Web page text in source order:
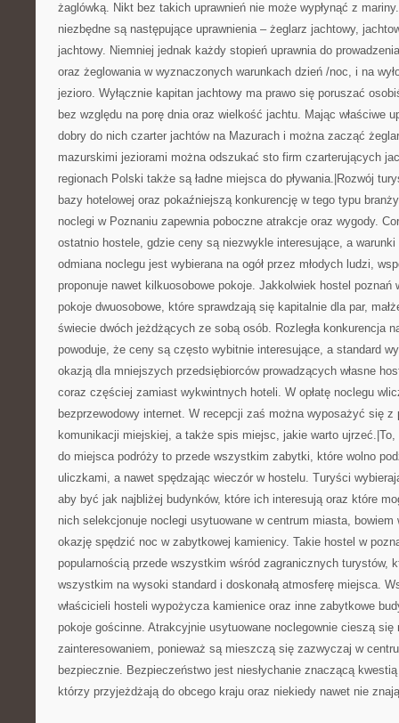
żaglówką. Nikt bez takich uprawnień nie może wypłynąć z
niezbędne są następujące uprawnienia – żeglarz jachtowy,
jachtowy. Niemniej jednak każdy stopień uprawnia do
oraz żeglowania w wyznaczonych warunkach dzień /noc, i na
jezioro. Wyłącznie kapitan jachtowy ma prawo się poruszać
bez względu na porę dnia oraz wielkość jachtu. Mając właściwe
dobry do nich czarter jachtów na Mazurach i można zacząć
mazurskimi jeziorami można odszukać sto firm czarterujących
regionach Polski także są ładne miejsca do pływania.|Rozwój
bazy hotelowej oraz pokaźniejszą konkurencję w tego typu
noclegi w Poznaniu zapewnia poboczne atrakcje oraz wygody.
ostatnio hostele, gdzie ceny są niezwykle interesujące, a
odmiana noclegu jest wybierana na ogół przez młodych ludzi,
proponuje nawet kilkuosobowe pokoje. Jakkolwiek hostel poznań
pokoje dwuosobowe, które sprawdzają się kapitalnie dla par,
świecie dwóch jeżdżących ze sobą osób. Rozległa konkurencja
powoduje, że ceny są często wybitnie interesujące, a standard
okazją dla mniejszych przedsiębiorców prowadzących własne
coraz częściej zamiast wykwintnych hoteli. W opłatę noclegu
bezprzewodowy internet. W recepcji zaś można wyposażyć się z
komunikacji miejskiej, a także spis miejsc, jakie warto
do miejsca podróży to przede wszystkim zabytki, które wolno
uliczkami, a nawet spędzając wieczór w hostelu. Turyści
aby być jak najbliżej budynków, które ich interesują oraz które
nich selekcjonuje noclegi usytuowane w centrum miasta, bowiem
okazję spędzić noc w zabytkowej kamienicy. Takie hostel w
popularnością przede wszystkim wśród zagranicznych turystów,
wszystkim na wysoki standard i doskonałą atmosferę miejsca.
właścicieli hosteli wypożycza kamienice oraz inne zabytkowe
pokoje gościnne. Atrakcyjnie usytuowane noclegownie cieszą się
zainteresowaniem, ponieważ są mieszczą się zazwyczaj w
bezpiecznie. Bezpieczeństwo jest niesłychanie znaczącą kwestią
którzy przyjeżdżają do obcego kraju oraz niekiedy nawet nie